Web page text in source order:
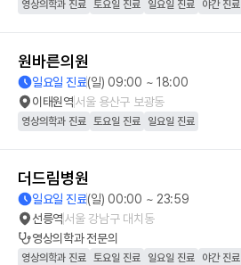
영상의학과 진료 토요일 진료 일요일 진료 야간 진료
원바른의원
일요일 진료(일) 09:00 ~ 18:00
이태원역서울 용산구 보광동
영상의학과 진료 토요일 진료 일요일 진료
더드림병원
일요일 진료(일) 00:00 ~ 23:59
선릉역서울 강남구 대치동
영상의학과전문의
영상의학과 진료 토요일 진료 일요일 진료 야간 진료